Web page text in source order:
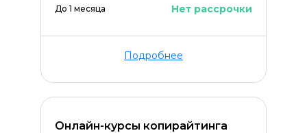
До 1 месяца Нет рассрочки
Подробнее
Онлайн-курсы копирайтинга